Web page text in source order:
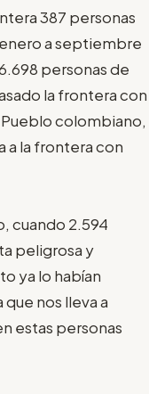
387 personas
a septiembre
personas de
la frontera con
colombiano,
a la frontera con
cuando 2.594
peligrosa y
ya lo habían
nos lleva a
estas personas